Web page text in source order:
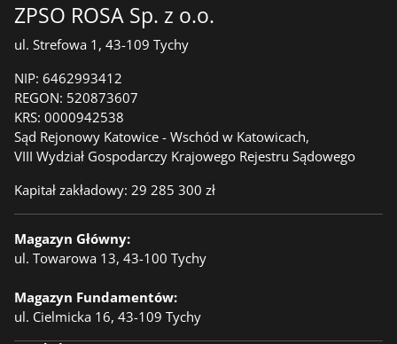
ZPSO ROSA Sp. z o.o.
ul. Strefowa 1, 43-109 Tychy
NIP: 6462993412
REGON: 520873607
KRS: 0000942538
Sąd Rejonowy Katowice - Wschód w Katowicach,
VIII Wydział Gospodarczy Krajowego Rejestru Sądowego
Kapitał zakładowy: 29 285 300 zł
Magazyn Główny:
ul. Towarowa 13, 43-100 Tychy
Magazyn Fundamentów:
ul. Cielmicka 16, 43-109 Tychy